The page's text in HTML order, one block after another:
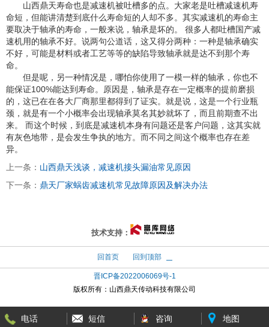
山西鼎天寿命也是减速机被吐槽多的点。大家老是吐槽减速机寿
命短，但能讲清楚到底什么寿命短的人却不多。其实减速机的寿命主
要取决于轴承的寿命，一般来说，轴承是坏的。 很多人都吐槽国产减
速机用的轴承不好。说两句公道话，这又得分两种：一种是轴承确实
不好，可能是材料或者工艺等等的缺陷导致轴承就是达不到那个寿
命。
但是呢，另一种情况是，哪怕你使用了一模一样的轴承，你也不
能保证100%能达到寿命。原因是，轴承是存在一定概率的提前磨损
的，这已在在各大厂商那里都得到了证实。就是说，这是一个行业瓶
颈，就是有一个小概率会出现轴承莫名其妙就坏了，而且前期查不出
来。 而这个时候，到底是减速机本身有问题还是客户问题，这其实就
有灰色地带，是会发生争执的地方。而不同之间这个概率也存在差
异。
上一条： 山西鼎天浅谈，减速机接头漏油常见原因
下一条： 鼎天厂家蜗齿减速机常见故障原因及解决办法
电话 短信 咨询 地图
技术支持：
回首页 回到顶部
晋ICP备2022006069号-1
版权所有： 山西鼎天传动科技有限公司